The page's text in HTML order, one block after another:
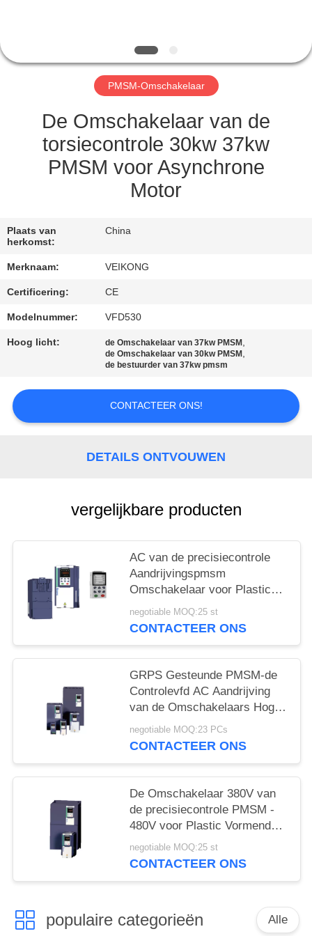
CONTACT
ONS
EEN
CITAAT
SITEMAP
PRIVACYBELEID
PMSM-Omschakelaar
De Omschakelaar van de
torsiecontrole 30kw 37kw
PMSM voor Asynchrone
Motor
Plaats van
herkomst:
China
Merknaam: VEIKONG
Certificering: CE
Modelnummer: VFD530
Hoog licht: de Omschakelaar van 37kw PMSM ,
de Omschakelaar van 30kw PMSM ,
de bestuurder van 37kw pmsm
CONTACTEER ONS!
DETAILS ONTVOUWEN
vergelijkbare producten
AC van de precisiecontrole
Aandrijvingspmsm
Omschakelaar voor Plastic
Vormende Machine In drie
stadia
negotiable MOQ:25 st
CONTACTEER ONS
GRPS Gesteunde PMSM-de
Controlevfd AC Aandrijving
van de Omschakelaars Hoge
Precisie
negotiable MOQ:23 PCs
CONTACTEER ONS
De Omschakelaar 380V van
de precisiecontrole PMSM -
480V voor Plastic Vormende
Machine
negotiable MOQ:25 st
CONTACTEER ONS
populaire categorieën Alle